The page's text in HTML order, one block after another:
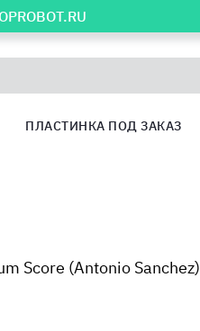
ПЛАСТИНКА ПОД ЗАКАЗ
Score (Antonio Sanchez)